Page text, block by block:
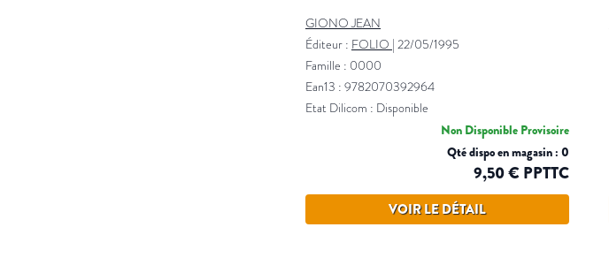
GIONO JEAN
Éditeur : FOLIO | 22/05/1995
Famille : 0000
Ean13 : 9782070392964
Etat Dilicom : Disponible
Non Disponible Provisoire
Qté dispo en magasin : 0
9,50 € PPTTC
VOIR LE DÉTAIL